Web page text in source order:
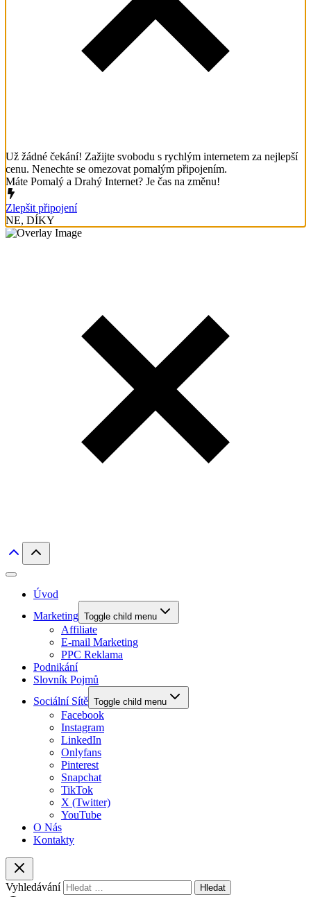
Už žádné čekání! Zažijte svobodu s rychlým internetem za nejlepší
cenu. Nenechte se omezovat pomalým připojením.
Máte Pomalý a Drahý Internet? Je čas na změnu!
Zlepšit připojení
NE, DÍKY
Úvod
Marketing Toggle child menu
Affiliate
E-mail Marketing
PPC Reklama
Podnikání
Slovník Pojmů
Sociální Sítě Toggle child menu
Facebook
Instagram
LinkedIn
Onlyfans
Pinterest
Snapchat
TikTok
X (Twitter)
YouTube
O Nás
Kontakty
Vyhledávání